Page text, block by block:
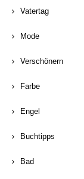
Vatertag
Mode
Verschönern
Farbe
Engel
Buchtipps
Bad